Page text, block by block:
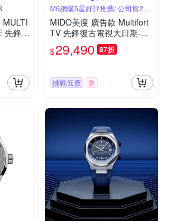
MULTI
先鋒系
錶 父
M04
M6網購5星好評推薦/ 公司貨2年
保固
MIDO美度 廣告款 Multifort
TV 先鋒復古電視大日期-橘
膠帶40㎜ M6(M049526170
8100)
$29,490 87折
挑戰低價 券